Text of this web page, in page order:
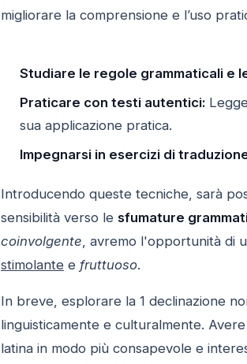
migliorare la comprensione e l’uso
Studiare le regole grammaticali e
Praticare con testi autentici:
sua applicazione pratica.
Impegnarsi in esercizi di
Introducendo queste tecniche, sarà
sensibilità verso le sfumature
coinvolgente, avremo l'opportunità di
stimolantee fruttuoso.
In breve, esplorare la 1 declinazione
linguisticamente e culturalmente.
latina in modo più consapevole e